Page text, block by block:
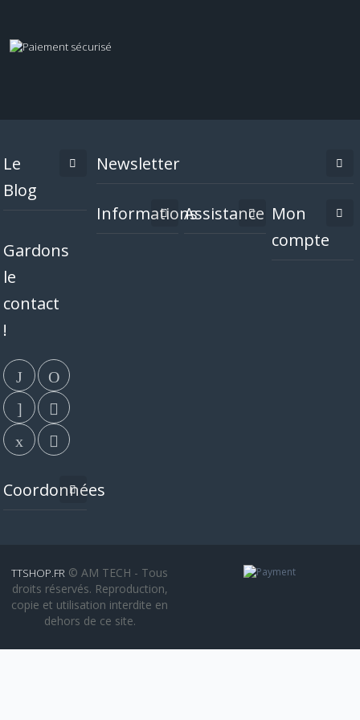
Le
Blog
Gardons
le
contact
!
Coordonnées
Newsletter
InformationsAssistance Mon
compte
TTSHOP.FR © AM TECH - Tous
droits réservés. Reproduction,
copie et utilisation interdite en
dehors de ce site.